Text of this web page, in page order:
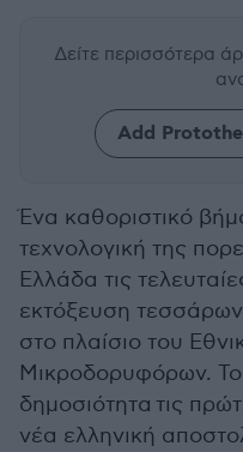
Δείτε περισσότερα
Add
Ένα καθοριστικό
τεχνολογική της
Ελλάδα τις
εκτόξευση
στο πλαίσιο του
Μικροδορυφόρων.
δημοσιότητα τις
νέα ελληνική